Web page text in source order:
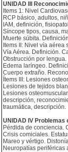
UNIDAD III
Items 1: Nivel
RCP básico, adultos,
IAM, definición,
Síncope tipos, causa,
Muerte súbita. Definición
Items II: Nivel vía aérea
Vía Aérea. Definición.
Obstrucción por
Edema laríngeo.
Cuerpo extraño.
Ítems III: Lesiones
Lesiones de tejidos
Lesiones
descripción,
traumática, descripción.
UNIDAD IV
Pérdida de conciencia.
Crisis comiciales.
Mareo y vértigo.
Neuropatías periféricas